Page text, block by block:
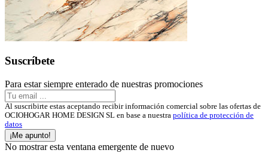
Suscríbete
Para estar siempre enterado de nuestras promociones
Al suscribirte estas aceptando recibir información comercial sobre las ofertas de
OCIOHOGAR HOME DESIGN SL en base a nuestra política de protección de
datos
¡Me apunto!
No mostrar esta ventana emergente de nuevo